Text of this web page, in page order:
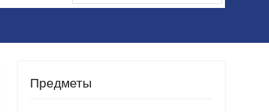
Предметы